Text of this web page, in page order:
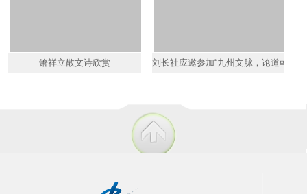
箫祥立散文诗欣赏 刘长社应邀参加“九州文脉，论道乾坤”